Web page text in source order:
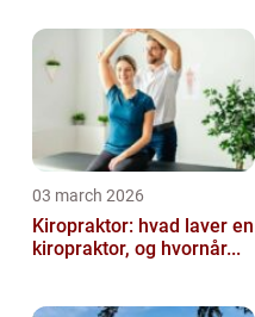
03 march 2026
Kiropraktor: hvad laver en
kiropraktor, og hvornår...